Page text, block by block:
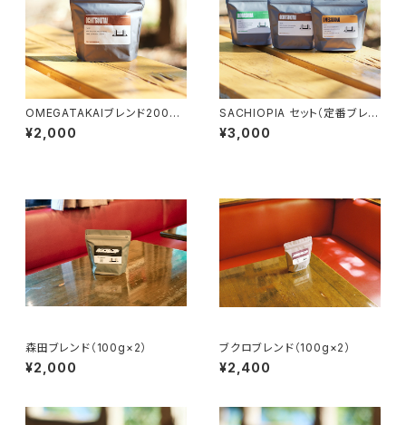
OMEGATAKAIブレンド200g
¥2,000
SACHIOPIA セット（定番ブレン
ド３種×100g）
¥3,000
森田ブレンド（100g×2）
¥2,000
ブクロブレンド（100g×2）
¥2,400